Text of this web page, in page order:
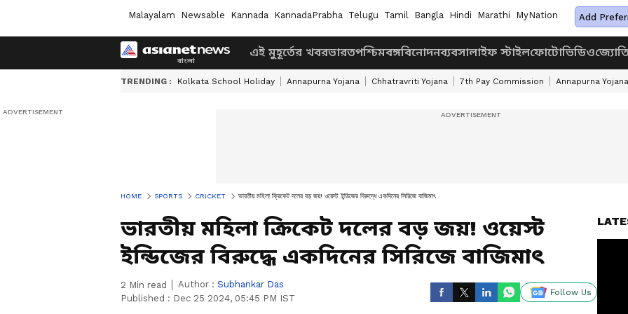
Malayalam Newsable Kannada KannadaPrabha Telugu Tamil Bangla Hindi Marathi MyNation Add
এই মুহূর্তের খবরভারতপশ্চিমবঙ্গবিনোদনব্যবসালাইফ স্টাইলফোটোভিডিও
TRENDING : Kolkata School Holiday Annapurna Yojana Chhatravriti Yojana 7th Pay Commission Annapurna
HOME SPORTS CRICKET ভারতীয় মহিলা ক্রিকেট দলের বড় জয়! ওয়েস্ট ইন্ডিজের বিরুদ্ধে একদিনের সিরিজে বাজিমাৎ
ভারতীয় মহিলা ক্রিকেট দলের বড় জয়! ওয়েস্ট
ইন্ডিজের বিরুদ্ধে একদিনের সিরিজে বাজিমাৎ
2 Min read Author : Subhankar Das
Published : Dec 25 2024, 05:45 PM IST
Follow Us